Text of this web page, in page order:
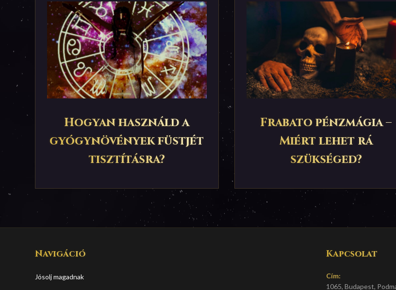
Hogyan használd a
gyógynövények füstjét
tisztításra?
Frabato pénzmágia –
Miért lehet rá
szükséged?
Navigáció
Jósolj magadnak
Kapcsolat
Cím:
1065, Budapest,